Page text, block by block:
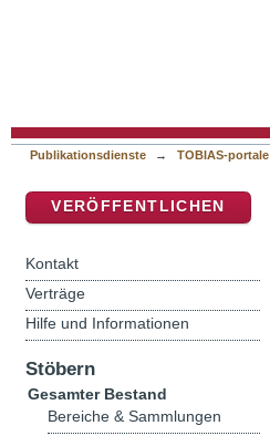
Publikationsdienste → TOBIAS-portale
VERÖFFENTLICHEN
Kontakt
Verträge
Hilfe und Informationen
Stöbern
Gesamter Bestand
Bereiche & Sammlungen